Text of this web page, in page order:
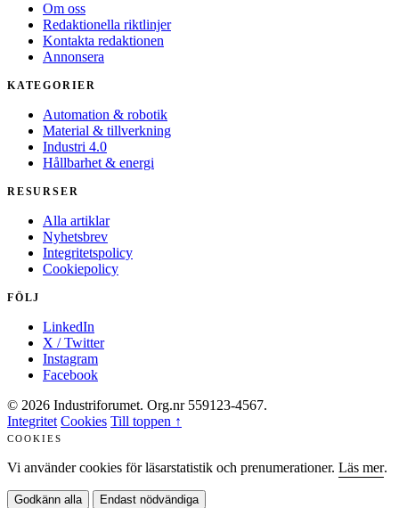
Om oss
Redaktionella riktlinjer
Kontakta redaktionen
Annonsera
KATEGORIER
Automation & robotik
Material & tillverkning
Industri 4.0
Hållbarhet & energi
RESURSER
Alla artiklar
Nyhetsbrev
Integritetspolicy
Cookiepolicy
FÖLJ
LinkedIn
X / Twitter
Instagram
Facebook
© 2026 Industriforumet. Org.nr 559123-4567.
Integritet Cookies Till toppen ↑
COOKIES
Vi använder cookies för läsarstatistik och prenumerationer. Läs mer.
Godkänn alla Endast nödvändiga